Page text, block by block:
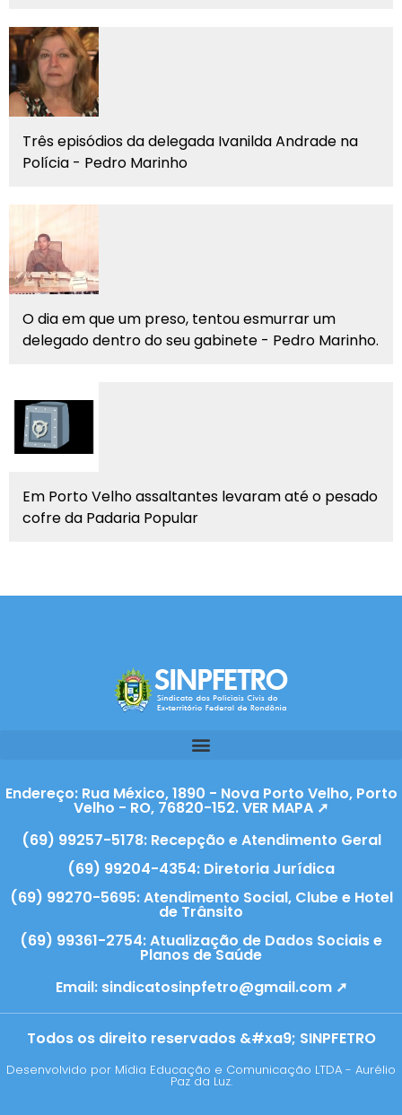
Três episódios da delegada Ivanilda Andrade na
Polícia - Pedro Marinho
O dia em que um preso, tentou esmurrar um
delegado dentro do seu gabinete - Pedro Marinho.
Em Porto Velho assaltantes levaram até o pesado
cofre da Padaria Popular
Endereço: Rua México, 1890 - Nova Porto Velho, Porto
Velho - RO, 76820-152. VER MAPA ➚
(69) 99257-5178: Recepção e Atendimento Geral
(69) 99204-4354: Diretoria Jurídica
(69) 99270-5695: Atendimento Social, Clube e Hotel
de Trânsito
(69) 99361-2754: Atualização de Dados Sociais e
Planos de Saúde
Email: sindicatosinpfetro@gmail.com ➚
Todos os direito reservados &#xa9; SINPFETRO
Desenvolvido por Mídia Educação e Comunicação LTDA - Aurélio
Paz da Luz.